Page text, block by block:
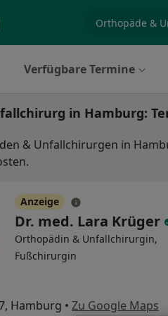
Verfügbare Termine
in Hamburg:
& Unfallchirurgen in
Anzeige
Dr. med. Lara Krüger
Orthopädin & Unfallchirurgin,
Fußchirurgin
Hamburg • Zu Google Maps